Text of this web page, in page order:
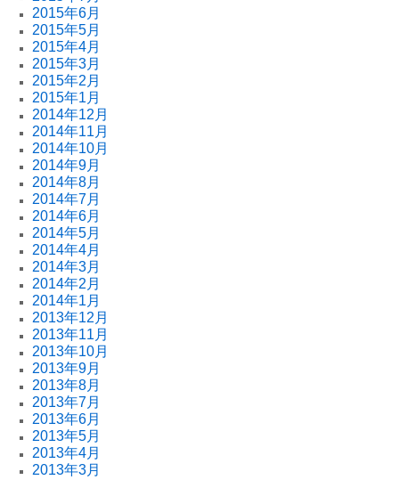
2015年6月
2015年5月
2015年4月
2015年3月
2015年2月
2015年1月
2014年12月
2014年11月
2014年10月
2014年9月
2014年8月
2014年7月
2014年6月
2014年5月
2014年4月
2014年3月
2014年2月
2014年1月
2013年12月
2013年11月
2013年10月
2013年9月
2013年8月
2013年7月
2013年6月
2013年5月
2013年4月
2013年3月